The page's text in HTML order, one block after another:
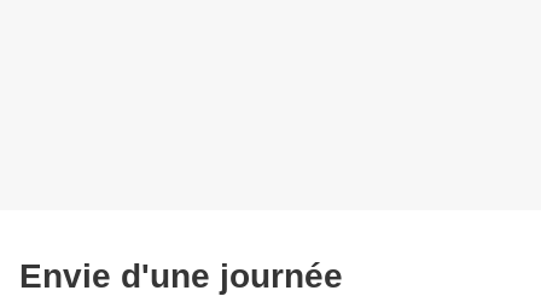
Envie d'une journée